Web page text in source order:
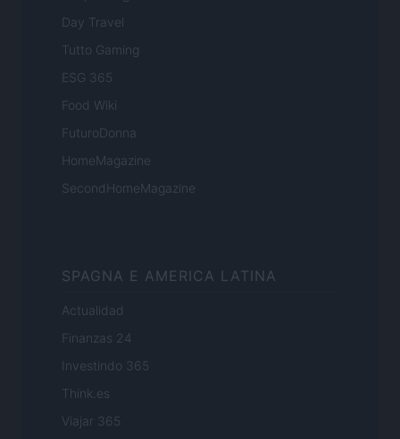
Day Travel
Tutto Gaming
ESG 365
Food Wiki
FuturoDonna
HomeMagazine
SecondHomeMagazine
SPAGNA E AMERICA LATINA
Actualidad
Finanzas 24
Investindo 365
Think.es
Viajar 365